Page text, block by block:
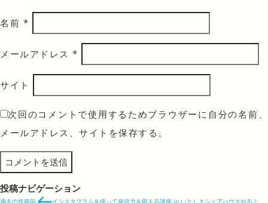
名前 *
メールアドレス *
サイト
次回のコメントで使用するためブラウザーに自分の名前、
メールアドレス、サイトを保存する。
投稿ナビゲーション
過去の投稿前 インスタグラムを使って発信力を鍛える講座 in いとしまシェアハウスやるよ